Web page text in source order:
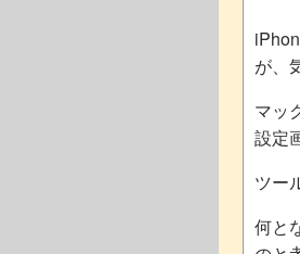
が、
マッ
設定
ツー
何と